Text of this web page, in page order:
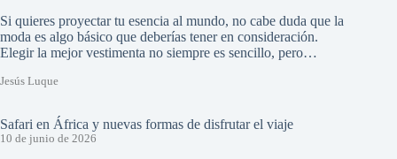
Si quieres proyectar tu esencia al mundo, no cabe duda que la
moda es algo básico que deberías tener en consideración.
Elegir la mejor vestimenta no siempre es sencillo, pero…
Jesús Luque
Safari en África y nuevas formas de disfrutar el viaje
10 de junio de 2026